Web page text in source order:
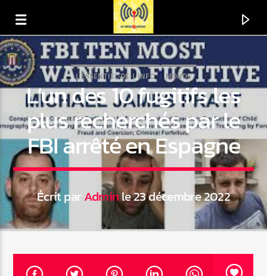
En ce moment
Artiste
L'ESSENTIEL-DE-L'INFO MONDE
L’un des 10 fugitifs les
plus recherchés par le
FBI arrêté en Espagne
Écrit parAdminle 23 décembre 2022